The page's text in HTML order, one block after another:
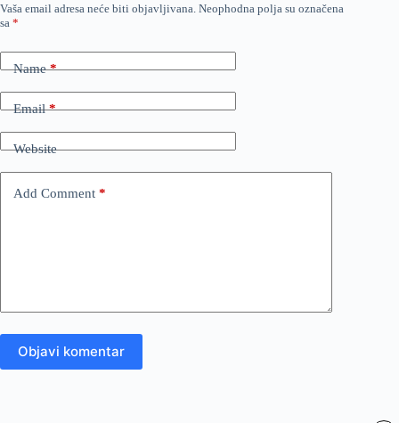
Vaša email adresa neće biti objavljivana. Neophodna polja su označena
sa *
Name*
Email*
Website
Add Comment *
Objavi komentar